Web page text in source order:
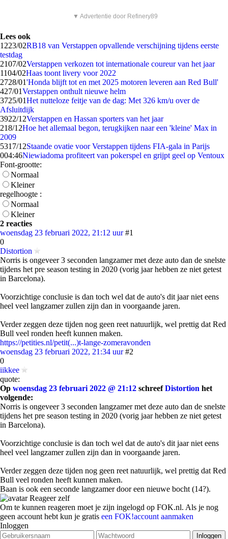
▼ Advertentie door Refinery89
Lees ook
1223/02RB18 van Verstappen opvallende verschijning tijdens eerste
testdag
2107/02Verstappen verkozen tot internationale coureur van het jaar
1104/02Haas toont livery voor 2022
2728/01'Honda blijft tot en met 2025 motoren leveren aan Red Bull'
427/01Verstappen onthult nieuwe helm
3725/01Het nutteloze feitje van de dag: Met 326 km/u over de
Afsluitdijk
3922/12Verstappen en Hassan sporters van het jaar
218/12Hoe het allemaal begon, terugkijken naar een 'kleine' Max in
2009
5317/12Staande ovatie voor Verstappen tijdens FIA-gala in Parijs
004:46Niewiadoma profiteert van pokerspel en grijpt geel op Ventoux
Font-grootte:
Normaal
Kleiner
regelhoogte :
Normaal
Kleiner
2 reacties
woensdag 23 februari 2022, 21:12 uur #1
0
Distortion
Norris is ongeveer 3 seconden langzamer met deze auto dan de snelste
tijdens het pre season testing in 2020 (vorig jaar hebben ze niet getest
in Barcelona).
Voorzichtige conclusie is dan toch wel dat de auto's dit jaar niet eens
heel veel langzamer zullen zijn dan in voorgaande jaren.
Verder zeggen deze tijden nog geen reet natuurlijk, wel prettig dat Red
Bull veel ronden heeft kunnen maken.
https://petities.nl/petit(...)t-lange-zomeravonden
woensdag 23 februari 2022, 21:34 uur #2
0
iikkee
quote:
Op woensdag 23 februari 2022 @ 21:12 schreefDistortion het
volgende:
Norris is ongeveer 3 seconden langzamer met deze auto dan de snelste
tijdens het pre season testing in 2020 (vorig jaar hebben ze niet getest
in Barcelona).
Voorzichtige conclusie is dan toch wel dat de auto's dit jaar niet eens
heel veel langzamer zullen zijn dan in voorgaande jaren.
Verder zeggen deze tijden nog geen reet natuurlijk, wel prettig dat Red
Bull veel ronden heeft kunnen maken.
Baan is ook een seconde langzamer door een nieuwe bocht (14?).
Reageer zelf
Om te kunnen reageren moet je zijn ingelogd op FOK.nl. Als je nog
geen account hebt kun je gratis een FOK!account aanmaken
Inloggen